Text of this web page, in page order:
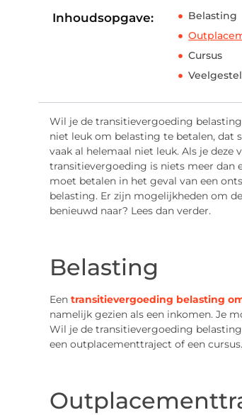
Inhoudsopgave:
Belasting
Cursus
Wil je de transitievergoeding
niet leuk om belasting te betalen, dat
vaak al helemaal niet leuk. Als je
transitievergoeding is niets meer dan
moet betalen in het geval van een
belasting. Er zijn mogelijkheden om
benieuwd naar? Lees dan verder.
Belasting
Een transitievergoeding belasting
namelijk gezien als een inkomen. Je
Wil je de transitievergoeding
een outplacementtraject of een cursus.